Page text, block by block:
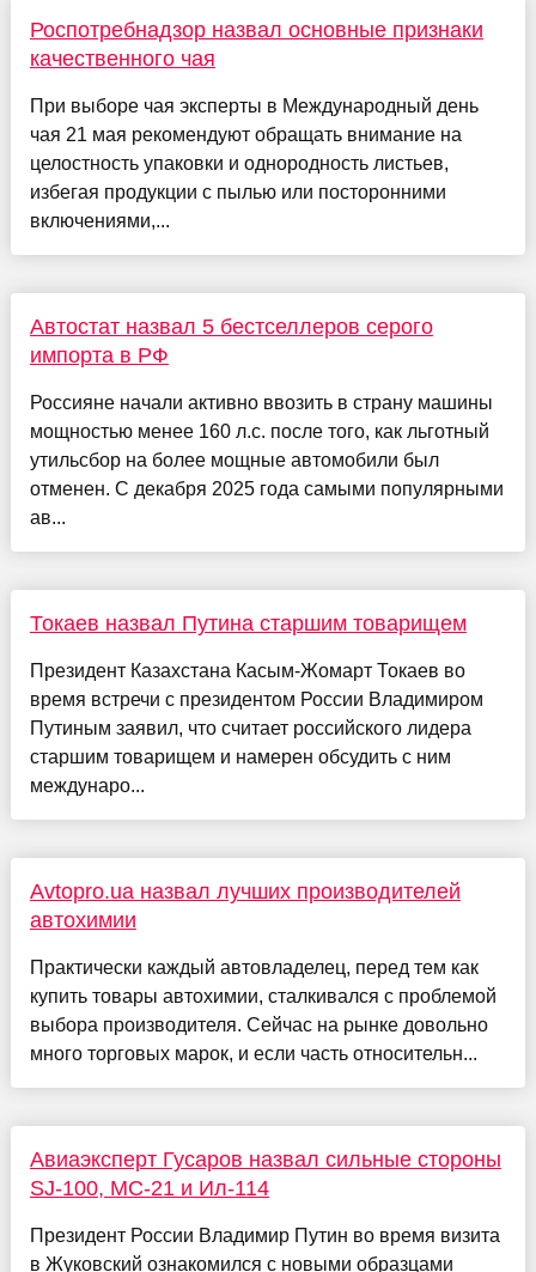
Роспотребнадзор назвал основные признаки
качественного чая
При выборе чая эксперты в Международный день
чая 21 мая рекомендуют обращать внимание на
целостность упаковки и однородность листьев,
избегая продукции с пылью или посторонними
включениями,...
Автостат назвал 5 бестселлеров серого
импорта в РФ
Россияне начали активно ввозить в страну машины
мощностью менее 160 л.с. после того, как льготный
утильсбор на более мощные автомобили был
отменен. С декабря 2025 года самыми популярными
ав...
Токаев назвал Путина старшим товарищем
Президент Казахстана Касым-Жомарт Токаев во
время встречи с президентом России Владимиром
Путиным заявил, что считает российского лидера
старшим товарищем и намерен обсудить с ним
междунаро...
Avtopro.ua назвал лучших производителей
автохимии
Практически каждый автовладелец, перед тем как
купить товары автохимии, сталкивался с проблемой
выбора производителя. Сейчас на рынке довольно
много торговых марок, и если часть относительн...
Авиаэксперт Гусаров назвал сильные стороны
SJ-100, МС-21 и Ил-114
Президент России Владимир Путин во время визита
в Жуковский ознакомился с новыми образцами